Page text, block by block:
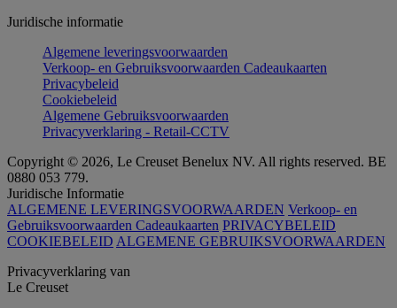
Juridische informatie
Algemene leveringsvoorwaarden
Verkoop- en Gebruiksvoorwaarden Cadeaukaarten
Privacybeleid
Cookiebeleid
Algemene Gebruiksvoorwaarden
Privacyverklaring - Retail-CCTV
Copyright © 2026, Le Creuset Benelux NV. All rights reserved. BE
0880 053 779.
Juridische Informatie
ALGEMENE LEVERINGSVOORWAARDEN Verkoop- en
Gebruiksvoorwaarden Cadeaukaarten PRIVACYBELEID
COOKIEBELEID ALGEMENE GEBRUIKSVOORWAARDEN
Privacyverklaring van
Le Creuset